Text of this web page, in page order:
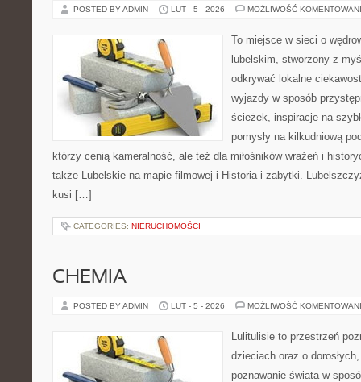
POSTED BY ADMIN LUT - 5 - 2026 MOŻLIWOŚĆ
To miejsce w sieci o
lubelskim, stworzony z
odkrywać lokalne
wyjazdy w sposób
ścieżek, inspiracje na
pomysły na kilkudniową
którzy cenią kameralność, ale też dla miłośników wrażeń i
także Lubelskie na mapie filmowej i Historia i zabytki.
kusi […]
CATEGORIES: NIERUCHOMOŚCI
CHEMIA
POSTED BY ADMIN LUT - 5 - 2026 MOŻLIWOŚĆ
Lulitulisie to przestrzeń
dzieciach oraz o
poznawanie świata w